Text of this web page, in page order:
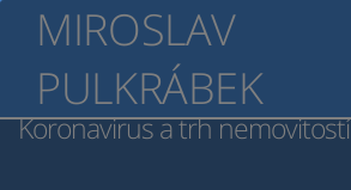
MIROSLAV
PULKRÁBEK
Koronavirus a trh nemovitostí